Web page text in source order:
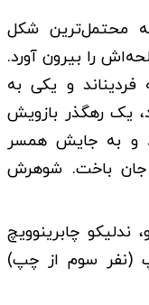
محتمل‌ترین شکل
را بیرون آورد.
و یکی به
یک رهگذر بازویش
و به جایش همسر
جان باخت. شوهرش
چابرینوویچ
(نفر سوم از چپ)